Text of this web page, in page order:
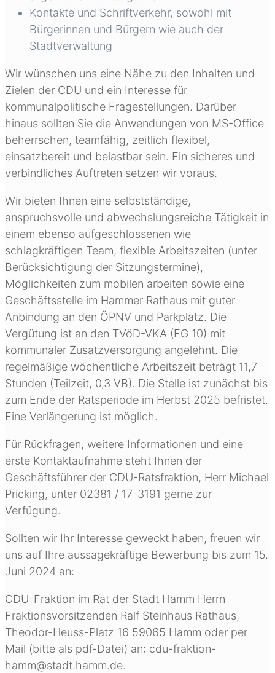
Kontakte und Schriftverkehr, sowohl mit
Bürgerinnen und Bürgern wie auch der
Stadtverwaltung
Wir wünschen uns eine Nähe zu den Inhalten und
Zielen der CDU und ein Interesse für
kommunalpolitische Fragestellungen. Darüber
hinaus sollten Sie die Anwendungen von MS-Office
beherrschen, teamfähig, zeitlich flexibel,
einsatzbereit und belastbar sein. Ein sicheres und
verbindliches Auftreten setzen wir voraus.
Wir bieten Ihnen eine selbstständige,
anspruchsvolle und abwechslungsreiche Tätigkeit in
einem ebenso aufgeschlossenen wie
schlagkräftigen Team, flexible Arbeitszeiten (unter
Berücksichtigung der Sitzungstermine),
Möglichkeiten zum mobilen arbeiten sowie eine
Geschäftsstelle im Hammer Rathaus mit guter
Anbindung an den ÖPNV und Parkplatz. Die
Vergütung ist an den TVöD-VKA (EG 10) mit
kommunaler Zusatzversorgung angelehnt. Die
regelmäßige wöchentliche Arbeitszeit beträgt 11,7
Stunden (Teilzeit, 0,3 VB). Die Stelle ist zunächst bis
zum Ende der Ratsperiode im Herbst 2025 befristet.
Eine Verlängerung ist möglich.
Für Rückfragen, weitere Informationen und eine
erste Kontaktaufnahme steht Ihnen der
Geschäftsführer der CDU-Ratsfraktion, Herr Michael
Pricking, unter 02381 / 17-3191 gerne zur
Verfügung.
Sollten wir Ihr Interesse geweckt haben, freuen wir
uns auf Ihre aussagekräftige Bewerbung bis zum 15.
Juni 2024 an:
CDU-Fraktion im Rat der Stadt Hamm Herrn
Fraktionsvorsitzenden Ralf Steinhaus Rathaus,
Theodor-Heuss-Platz 16 59065 Hamm oder per
Mail (bitte als pdf-Datei) an: cdu-fraktion-
hamm@stadt.hamm.de.